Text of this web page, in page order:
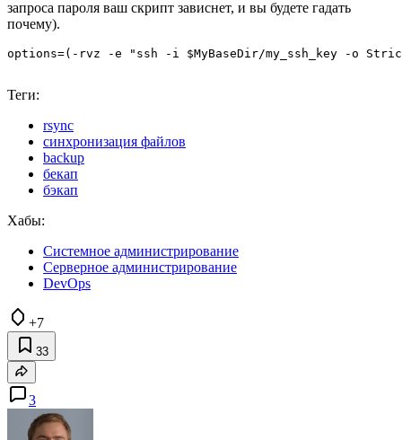
запроса пароля ваш скрипт зависнет, и вы будете гадать
почему).
Теги:
rsync
синхронизация файлов
backup
бекап
бэкап
Хабы:
Системное администрирование
Серверное администрирование
DevOps
+7
33
3